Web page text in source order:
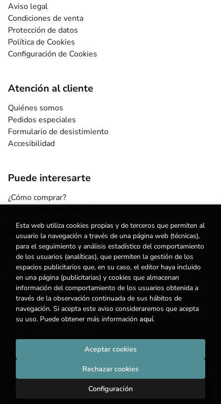
Añadir a mi cesta
Aviso legal
Condiciones de venta
Protección de datos
Política de Cookies
Configuración de Cookies
Atención al cliente
Quiénes somos
Pedidos especiales
Formulario de desistimiento
Accesibilidad
Puede interesarte
¿Cómo comprar?
Escuelas y centros
Nuestros Servicios
Noticias
Contacto
(+34) 615 55 96 54
info@degestalt.com
Formulario de contacto
2026 ©
. Todos los Derechos Reservados |
Esta web utiliza cookies propias y de terceros que permiten al
usuario la navegación a través de una página web (técnicas),
para el seguimiento y análisis estadístico del comportamiento
de los usuarios (analíticas), que permiten la gestión de los
espacios publicitarios que, en su caso, el editor haya incluido
en una página (publicitarias) y cookies que almacenan
información del comportamiento de los usuarios obtenida a
través de la observación continuada de sus hábitos de
navegación. Si acepta este aviso consideraremos que acepta
su uso. Puede obtener más información aquí.
Configuración
Rechazar cookies
Aceptar cookies